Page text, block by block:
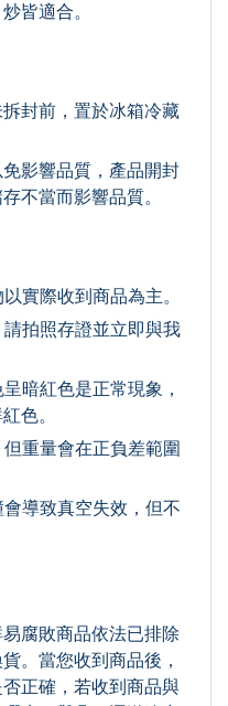
皆適合。
封前，置於冰箱冷藏
影響品質，產品開封
不當而影響品質。
實際收到商品為主。
拍照存證並立即與我
暗紅色是正常現象，
色。
重量會在正負差範圍
導致真空失效，但不
腐敗商品依法已排除
。當您收到商品後，
正確，若收到商品與